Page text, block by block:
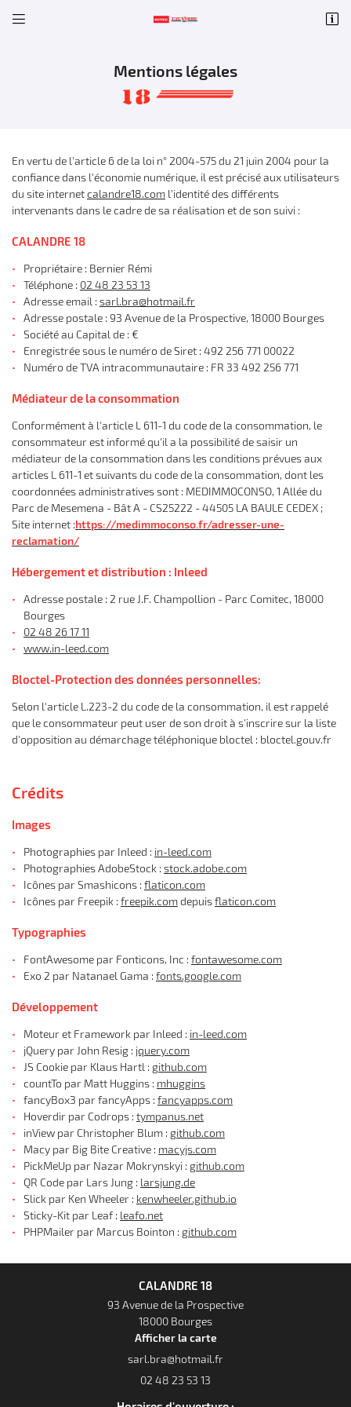

- Peinture
Occasions
Avis
Actualités
Contact

Une
Restez
 Adresse email de réception
 Code Captcha
Rafraîchir le captcha
En cochant cette case, vous consentez à recevoir nos propositions commerciales à
l'adresse email indiqué ci-dessus. Vous pouvez vous désinscrire à tout moment en
utilisantle formulaire de désinscription.
Inscription
Mentions légales
En vertu de l'article 6 de la loi n° 2004-575 du 21 juin 2004 pour la
confiance dans l'économie numérique, il est précisé aux utilisateurs
du site internetcalandre18.com l'identité des différents
intervenants dans le cadre de sa réalisation et de son suivi :
CALANDRE 18
Propriétaire : Bernier Rémi
Téléphone : 02 48 23 53 13
Adresse email :
Adresse postale : 93 Avenue de la Prospective, 18000 Bourges
Société au Capital de : €
Enregistrée sous le numéro de Siret : 492 256 771 00022
Numéro de TVA intracommunautaire : FR 33 492 256 771
Médiateur de la consommation
Conformément à l'article L 611-1 du code de la consommation, le
consommateur est informé qu'il a la possibilité de saisir un
médiateur de la consommation dans les conditions prévues aux
articles L 611-1 et suivants du code de la consommation, dont les
coordonnées administratives sont : MEDIMMOCONSO, 1 Allée du
Parc de Mesemena - Bât A - CS25222 - 44505 LA BAULE CEDEX ;
Site internet :https://medimmoconso.fr/adresser-une-
reclamation/
Hébergement et distribution : Inleed
Adresse postale : 2 rue J.F. Champollion - Parc Comitec, 18000
Bourges
02 48 26 17 11
www.in-leed.com
Bloctel-Protection des données personnelles:
Selon l'article L.223-2 du code de la consommation, il est rappelé
que le consommateur peut user de son droit à s'inscrire sur la liste
d'opposition au démarchage téléphonique bloctel : bloctel.gouv.fr
Crédits
Images
Photographies par Inleed : in-leed.com
Photographies AdobeStock : stock.adobe.com
Icônes par Smashicons : flaticon.com
Icônes par Freepik : freepik.comdepuisflaticon.com
Typographies
FontAwesome par Fonticons, Inc : fontawesome.com
Exo 2 par Natanael Gama : fonts.google.com
Développement
Moteur et Framework par Inleed : in-leed.com
jQuery par John Resig : jquery.com
JS Cookie par Klaus Hartl : github.com
countTo par Matt Huggins : mhuggins
fancyBox3 par fancyApps : fancyapps.com
Hoverdir par Codrops : tympanus.net
inView par Christopher Blum : github.com
Macy par Big Bite Creative : macyjs.com
PickMeUp par Nazar Mokrynskyi : github.com
QR Code par Lars Jung : larsjung.de
Slick par Ken Wheeler : kenwheeler.github.io
Sticky-Kit par Leaf : leafo.net
PHPMailer par Marcus Bointon : github.com
CALANDRE 18
93 Avenue de la Prospective
18000 Bourges
Afficher la carte
02 48 23 53 13